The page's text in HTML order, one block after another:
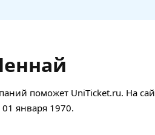
поможет UniTicket.ru. На
января 1970.